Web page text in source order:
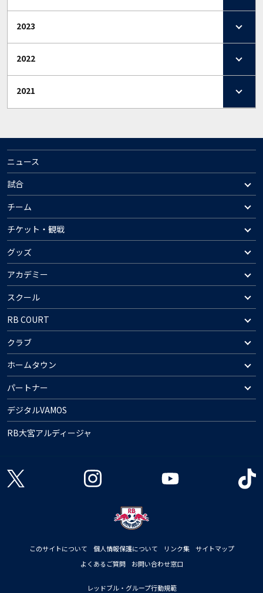
2023
2022
2021
ニュース
試合
チーム
チケット・観戦
グッズ
アカデミー
スクール
RB COURT
クラブ
ホームタウン
パートナー
デジタルVAMOS
RB大宮アルディージャ
このサイトについて 個人情報保護について リンク集
サイトマップ
よくあるご質問
お問い合わせ窓口
レッドブル・グループ行動規範